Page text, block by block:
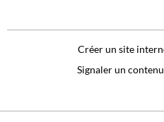
Créer un site
Signaler un